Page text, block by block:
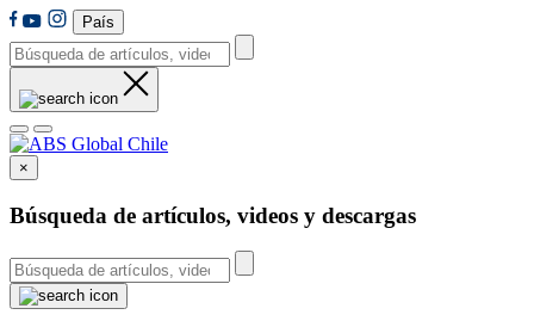
País
×
Búsqueda de artículos, videos y descargas